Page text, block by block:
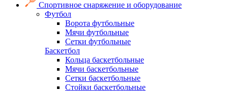
Спортивное снаряжение и оборудование
Футбол
Ворота футбольные
Мячи футбольные
Сетки футбольные
Баскетбол
Кольца баскетбольные
Мячи баскетбольные
Сетки баскетбольные
Стойки баскетбольные